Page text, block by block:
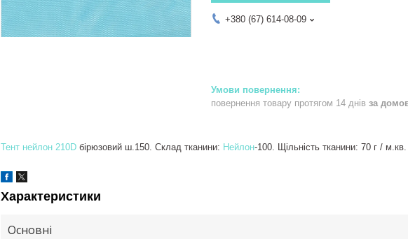
+380 (67) 614-08-09
повернення товару протягом 14 днів за
Тент нейлон 210D бірюзовий ш.150. Склад тканини: Нейлон-100. Щільність тканини: 70 г /
Характеристики
Основні